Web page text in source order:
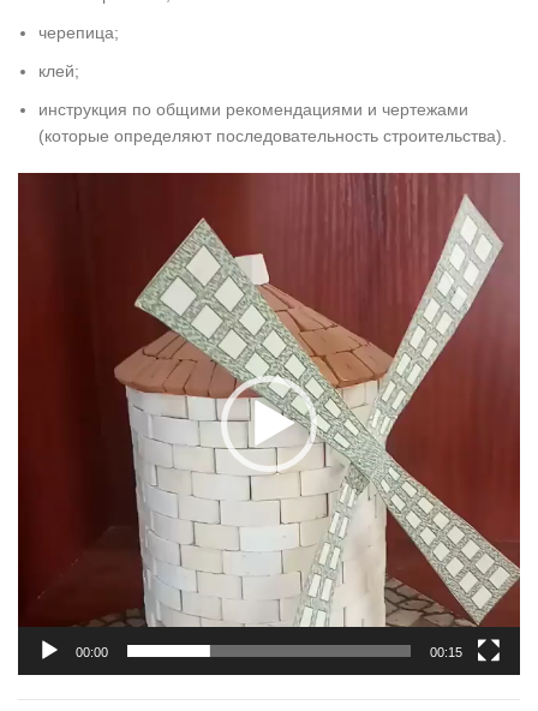
черепица;
клей;
инструкция по общими рекомендациями и чертежами
(которые определяют последовательность строительства).
00:00 00:15